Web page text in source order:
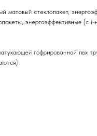
матовый стеклопакет,
энергоэффективные (с
гофрированной пвх